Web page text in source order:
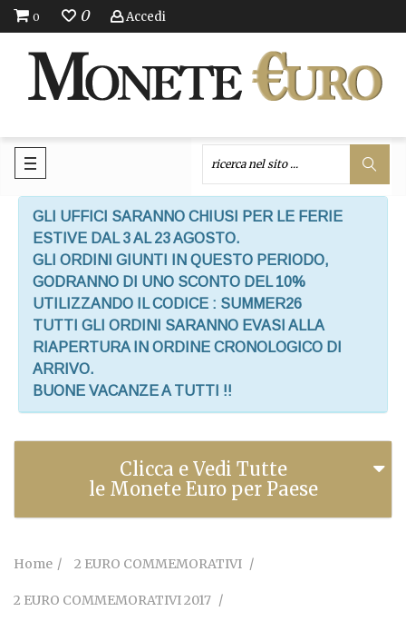
0 0 Accedi
GLI UFFICI SARANNO CHIUSI PER LE FERIE
ESTIVE DAL 3 AL 23 AGOSTO.
GLI ORDINI GIUNTI IN QUESTO PERIODO,
GODRANNO DI UNO SCONTO DEL 10%
UTILIZZANDO IL CODICE : SUMMER26
TUTTI GLI ORDINI SARANNO EVASI ALLA
RIAPERTURA IN ORDINE CRONOLOGICO DI
ARRIVO.
BUONE VACANZE A TUTTI !!
Clicca e Vedi Tutte
le Monete Euro per Paese
Home 2 EURO COMMEMORATIVI
2 EURO COMMEMORATIVI 2017